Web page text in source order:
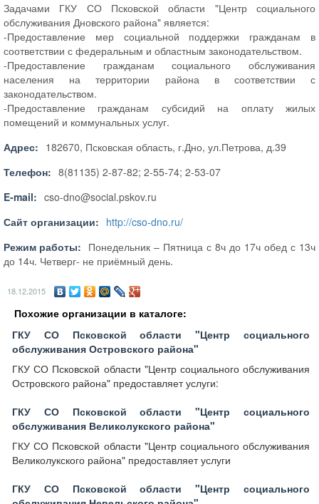
Задачами ГКУ СО Псковской области "Центр социального
обслуживания Дновского района" является:
-Предоставление мер социальной поддержки гражданам в
соответствии с федеральным и областным законодательством.
-Предоставление гражданам социального обслуживания
населения на территории района в соответствии с
законодательством.
-Предоставление гражданам субсидий на оплату жилых
помещений и коммунальных услуг.
Адрес: 182670, Псковская область, г.Дно, ул.Петрова, д.39
Телефон: 8(81135) 2-87-82; 2-55-74; 2-53-07
E-mail: cso-dno@social.pskov.ru
Сайт организации: http://cso-dno.ru/
Режим работы: Понедельник – Пятница с 8ч до 17ч обед с 13ч
до 14ч. Четверг- не приёмный день.
18.12.2015
Похожие организации в каталоге:
ГКУ СО Псковской области "Центр социального
обслуживания Островского района"
ГКУ СО Псковской области "Центр социального обслуживания
Островского района" предоставляет услуги:
ГКУ СО Псковской области "Центр социального
обслуживания Великолукского района"
ГКУ СО Псковской области "Центр социального обслуживания
Великолукского района" предоставляет услуги
ГКУ СО Псковской области "Центр социального